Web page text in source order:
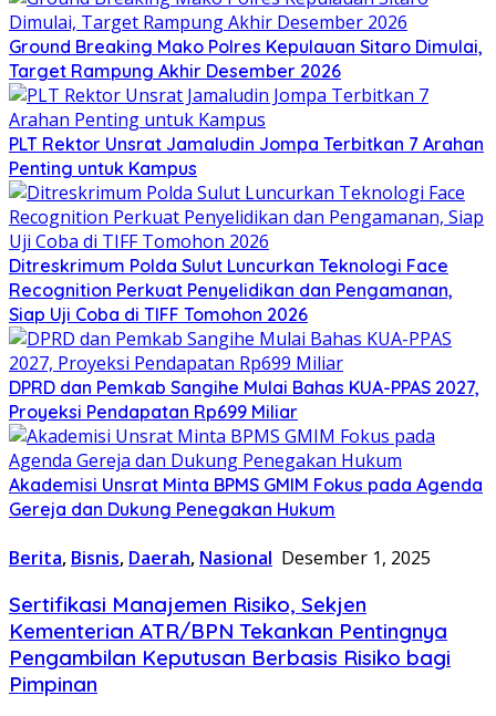
Ground Breaking Mako Polres Kepulauan Sitaro Dimulai,
Target Rampung Akhir Desember 2026
​PLT Rektor Unsrat Jamaludin Jompa Terbitkan 7 Arahan
Penting untuk Kampus
Ditreskrimum Polda Sulut Luncurkan Teknologi Face
Recognition Perkuat Penyelidikan dan Pengamanan,
Siap Uji Coba di TIFF Tomohon 2026
DPRD dan Pemkab Sangihe Mulai Bahas KUA-PPAS 2027,
Proyeksi Pendapatan Rp699 Miliar
Akademisi Unsrat Minta BPMS GMIM Fokus pada Agenda
Gereja dan Dukung Penegakan Hukum
Berita, Bisnis, Daerah, Nasional Desember 1, 2025
Sertifikasi Manajemen Risiko, Sekjen
Kementerian ATR/BPN Tekankan Pentingnya
Pengambilan Keputusan Berbasis Risiko bagi
Pimpinan